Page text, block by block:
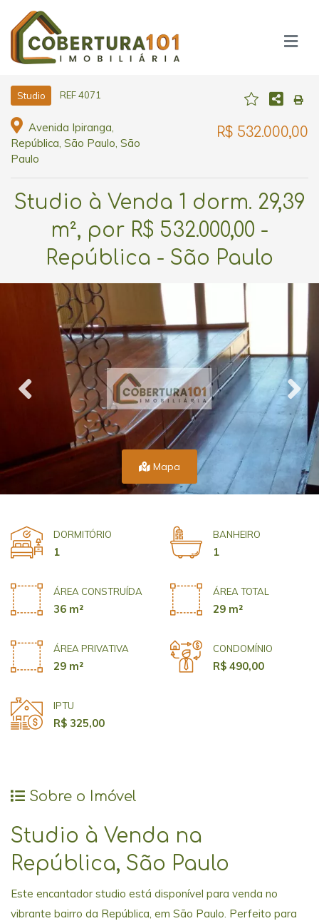
Studio REF 4071
Avenida Ipiranga,
República, São Paulo, São
Paulo
R$ 532.000,00
Studio à Venda 1 dorm. 29,39
m², por R$ 532.000,00 -
República - São Paulo
Mapa
DORMITÓRIO
1
BANHEIRO
1
ÁREA CONSTRUÍDA
36 m²
ÁREA TOTAL
29 m²
ÁREA PRIVATIVA
29 m²
CONDOMÍNIO
R$ 490,00
IPTU
R$ 325,00
Sobre o Imóvel
Studio à Venda na
República, São Paulo
Este encantador studio está disponível para venda no
vibrante bairro da República, em São Paulo. Perfeito para